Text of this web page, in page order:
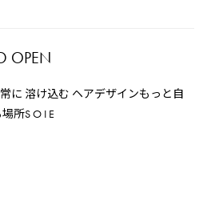
OPEN
に 溶け込む ヘアデザインもっと自
所S O I E